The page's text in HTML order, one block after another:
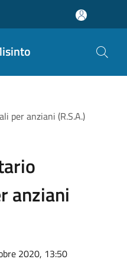
per anziani (R.S.A.)
anziani
2020, 13:50